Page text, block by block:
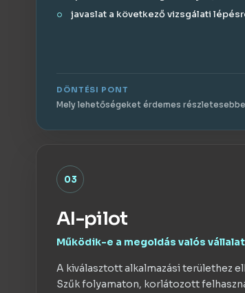
javaslat a következő vizsgálati
DÖNTÉSI PONT
Mely lehetőségeket érdemes
03
AI-pilot
Működik-e a megoldás valós
A kiválasztott alkalmazási területhez
Szűk folyamaton, korlátozott